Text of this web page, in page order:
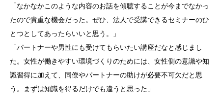
「なかなかこのような内容のお話を傾聴することが今までなかっ
たので貴重な機会だった。ぜひ、法人で受講できるセミナーのひ
とつとしてあったらいいと思う。」
「パートナーや男性にも受けてもらいたい講座だなと感じまし
た。女性が働きやすい環境づくりのためには、女性側の意識や知
識習得に加えて、同僚やパートナーの助けが必要不可欠だと思
う。まずは知識を得るだけでも違うと思った」